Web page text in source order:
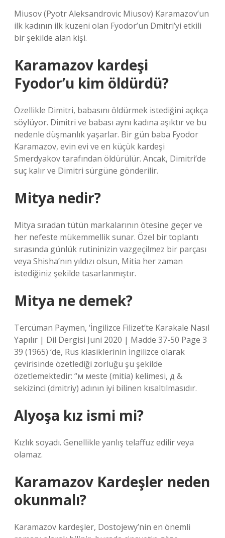
Miusov (Pyotr Aleksandrovic Miusov) Karamazov’un
ilk kadının ilk kuzeni olan Fyodor’un Dmitri’yi etkili
bir şekilde alan kişi.
Karamazov kardeşi
Fyodor’u kim öldürdü?
Özellikle Dimitri, babasını öldürmek istediğini açıkça
söylüyor. Dimitri ve babası aynı kadına aşıktır ve bu
nedenle düşmanlık yaşarlar. Bir gün baba Fyodor
Karamazov, evin evi ve en küçük kardeşi
Smerdyakov tarafından öldürülür. Ancak, Dimitri’de
suç kalır ve Dimitri sürgüne gönderilir.
Mitya nedir?
Mitya sıradan tütün markalarının ötesine geçer ve
her nefeste mükemmellik sunar. Özel bir toplantı
sırasında günlük rutininizin vazgeçilmez bir parçası
veya Shisha’nın yıldızı olsun, Mitia her zaman
istediğiniz şekilde tasarlanmıştır.
Mitya ne demek?
Tercüman Paymen, ‘İngilizce Filizet’te Karakale Nasıl
Yapılır | Dil Dergisi Juni 2020 | Madde 37-50 Page 3
39 (1965) ‘de, Rus klasiklerinin İngilizce olarak
çevirisinde özetlediği zorluğu şu şekilde
özetlemektedir: “м мeste (mitia) kelimesi, д &
sekizinci (dmitriy) adının iyi bilinen kısaltılmasıdır.
Alyoşa kız ismi mi?
Kızlık soyadı. Genellikle yanlış telaffuz edilir veya
olamaz.
Karamazov Kardeşler neden
okunmalı?
Karamazov kardeşler, Dostojewy’nin en önemli